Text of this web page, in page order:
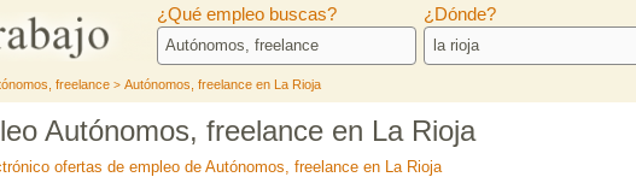
¿Qué empleo buscas? ¿Dónde?
freelance > Autónomos, freelance en La Rioja
Autónomos, freelance en La Rioja
ofertas de empleo de Autónomos, freelance en La Rioja